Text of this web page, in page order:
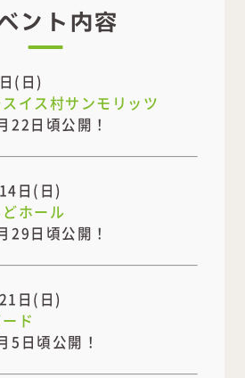
ント内容
(日)
イス村サンモリッツ
22日頃公開！
日(日)
ホール
29日頃公開！
日(日)
ド
5日頃公開！